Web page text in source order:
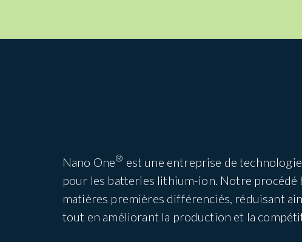
Nano One® est une entreprise de
pour les batteries lithium-ion. Notre
matières premières différenciés, réduisant
tout en améliorant la production et la